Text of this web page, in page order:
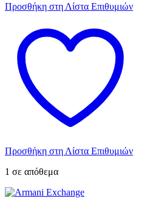
Προσθήκη στη Λίστα Επιθυμιών
Προσθήκη στη Λίστα Επιθυμιών
1 σε απόθεμα